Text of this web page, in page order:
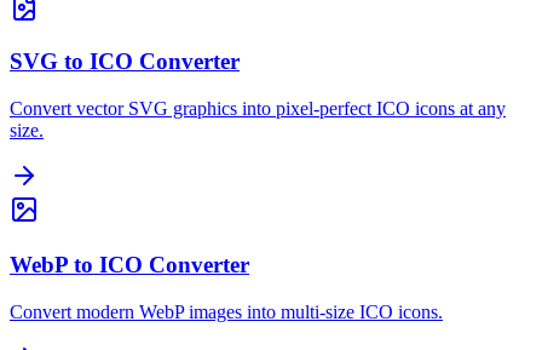
SVG to ICO Converter
Convert vector SVG graphics into pixel-perfect ICO icons at any
size.
WebP to ICO Converter
Convert modern WebP images into multi-size ICO icons.